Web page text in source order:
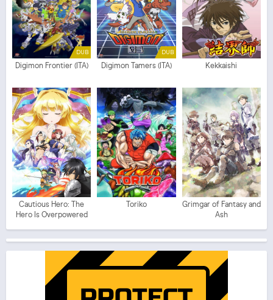
DUB
Digimon Frontier (ITA)
DUB
Digimon Tamers (ITA) Kekkaishi
Cautious Hero: The
Hero Is Overpowered
Toriko
Grimgar of Fantasy and
Ash